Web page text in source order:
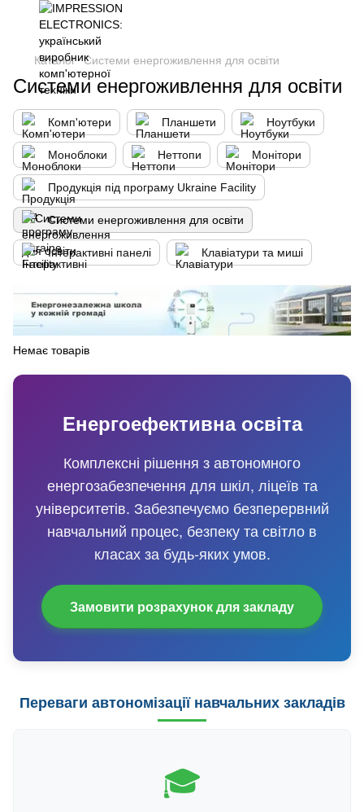
Каталог Системи енергоживлення для освіти
Системи енергоживлення для освіти
Комп'ютери Планшети Ноутбуки
Моноблоки Неттопи Монітори
Продукція під програму Ukraine Facility
Системи енергоживлення для освіти
Інтерактивні панелі Клавіатури та миші
Немає товарів
Енергоефективна освіта
Комплексні рішення з автономного
енергозабезпечення для шкіл, ліцеїв та
університетів. Забезпечуємо безперервний
навчальний процес, безпеку та світло в
класах за будь-яких умов.
Замовити розрахунок для закладу
Переваги автономізації навчальних закладів
🎓